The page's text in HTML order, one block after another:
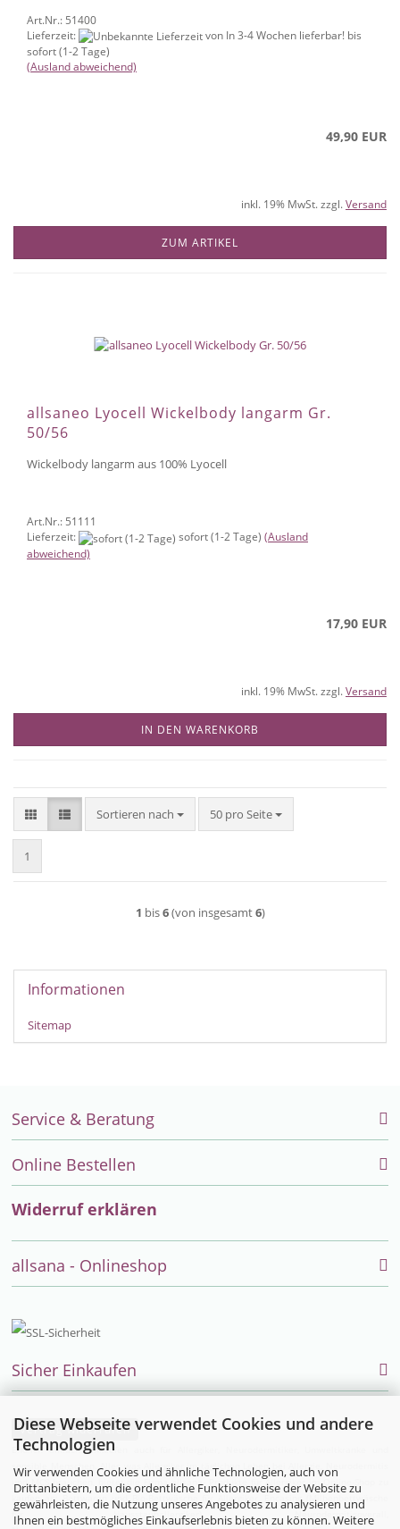
Diese Webseite verwendet Cookies und andere
Technologien
Wir verwenden Cookies und ähnliche Technologien, auch von
Drittanbietern, um die ordentliche Funktionsweise der Website zu
gewährleisten, die Nutzung unseres Angebotes zu analysieren und
Ihnen ein bestmögliches Einkaufserlebnis bieten zu können. Weitere
Art.Nr.: 51400
Lieferzeit:
von In 3-4 Wochen lieferbar! bis
sofort (1-2 Tage)
(Ausland abweichend)
49,90 EUR
inkl. 19% MwSt. zzgl.Versand
ZUM ARTIKEL
allsaneo Lyocell Wickelbody langarm Gr.
50/56
Wickelbody langarm aus 100% Lyocell
Art.Nr.: 51111
Lieferzeit:
sofort (1-2 Tage) (Ausland
abweichend)
17,90 EUR
inkl. 19% MwSt. zzgl.Versand
IN DEN WARENKORB
Sortieren nach
Sortieren nach 50 pro Seite
pro Seite
1
1 bis6(von insgesamt6)
Informationen
Sitemap
Service & Beratung
Online Bestellen
Widerruf erklären
allsana - Onlineshop
Sicher Einkaufen
Vertrag widerrufen
Endlich einfach einkaufen auch für Allergiker, Neurodermitiker, Umweltkranke und
sensible Menschen. Alles was Allergiker im täglichen Leben bei Allergie, Neurodermitis
und MCS brauchen, bietet die Firma allsana- Produkte für Allergiker im Online-Shop zu
kaufen an: Bettwaren und für Allergiker,
Encasing (Milbenbettwäsche
für Hausstauballergiker), Neurodermitisoverall